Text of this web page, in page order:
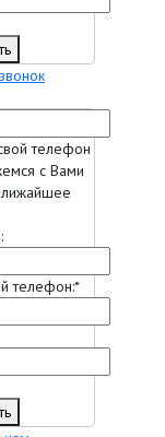
телефон
с Вами
телефон:*